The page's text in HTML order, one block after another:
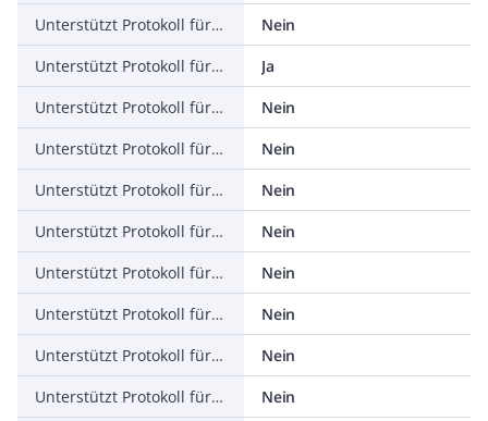
Unterstützt Protokoll für KNX
Nein
Unterstützt Protokoll für Modbus
Ja
Unterstützt Protokoll für Data-Highway
Nein
Unterstützt Protokoll für DeviceNet
Nein
Unterstützt Protokoll für SUCONET
Nein
Unterstützt Protokoll für LON
Nein
Unterstützt Protokoll für PROFINET IO
Nein
Unterstützt Protokoll für PROFINET CBA
Nein
Unterstützt Protokoll für SERCOS
Nein
Unterstützt Protokoll für Foundation Fieldbus
Nein